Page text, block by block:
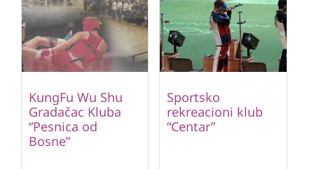
KungFu Wu Shu
Gradačac Kluba
“Pesnica od
Bosne”
Sportsko
rekreacioni klub
“Centar”